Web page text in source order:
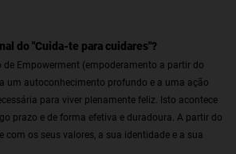
do "Cuida-te para cuidares"?
Empowerment (empoderamento a partir do
um autoconhecimento profundo e a uma ação
para viver plenamente feliz. Isto acontece
prazo e de forma efetiva e duradoura. A partir do
os seus valores, a sua identidade e a sua